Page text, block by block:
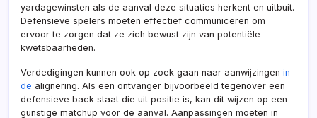
yardagewinsten als de aanval deze situaties herkent en uitbuit.
Defensieve spelers moeten effectief communiceren om
ervoor te zorgen dat ze zich bewust zijn van potentiële
kwetsbaarheden.
Verdedigingen kunnen ook op zoek gaan naar aanwijzingen in
de alignering. Als een ontvanger bijvoorbeeld tegenover een
defensieve back staat die uit positie is, kan dit wijzen op een
gunstige matchup voor de aanval. Aanpassingen moeten in